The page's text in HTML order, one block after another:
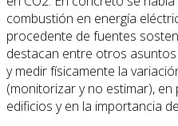
combustión en energía
procedente de fuentes
destacan entre otros
y medir físicamente la
(monitorizar y no estimar),
edificios y en la importancia